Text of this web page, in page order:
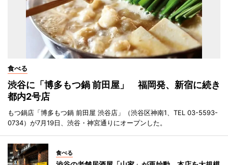
食べる
渋谷に「博多もつ鍋 前田屋」 福岡発、新宿に続き
都内2号店
もつ鍋店「博多もつ鍋 前田屋 渋谷店」（渋谷区神南1、TEL 03-5593-
0734）が7月19日、渋谷・神宮通りにオープンした。
食べる